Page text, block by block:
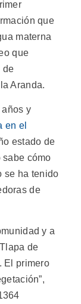
que
materna
que
de
Aranda.
años y
en el
estado de
cómo
se ha tenido
de
y a
de
El primero